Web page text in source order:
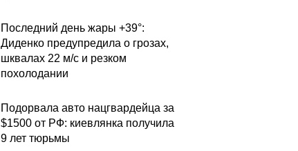
Последний день жары +39°:
Диденко предупредила о грозах,
шквалах 22 м/с и резком
похолодании
Подорвала авто нацгвардейца за
$1500 от РФ: киевлянка получила
9 лет тюрьмы